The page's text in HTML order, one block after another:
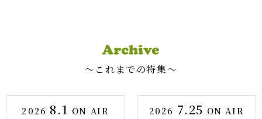
〜これまでの特集〜
2026 8.1 ON AIR 2026 7.25 ON AIR